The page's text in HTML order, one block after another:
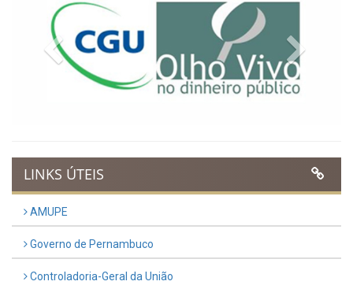
Previous
LINKS ÚTEIS
AMUPE
Governo de Pernambuco
Controladoria-Geral da União